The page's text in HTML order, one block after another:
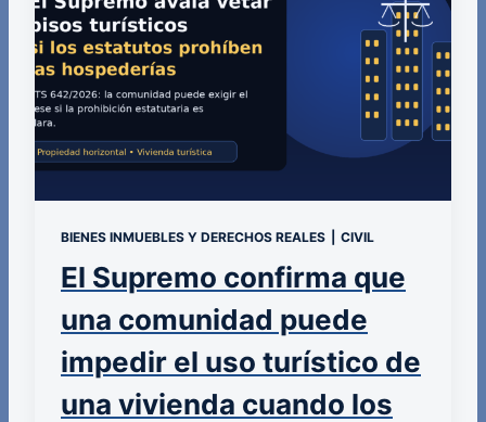
BIENES INMUEBLES Y DERECHOS REALES CIVIL
El Supremo confirma que
una comunidad puede
impedir el uso turístico de
una vivienda cuando los